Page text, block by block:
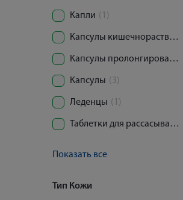
Капли (1)
Капсулы кишечнорастворимые
Капсулы пролонгированного действия
Капсулы (3)
Леденцы (1)
Таблетки для рассасывания
Показать все
Тип Кожи